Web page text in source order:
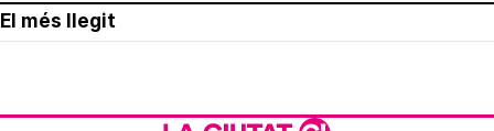
El més llegit